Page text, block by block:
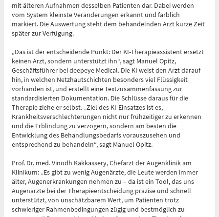
Für alle dringenden und lebensbedrohlichen medizinischen
Notfälle (Flemmingstraße 2)
Telefon
0371 - 333 35500
Notfall-Cardio-Hotline
(0 bis 24 Uhr)
mit älteren Aufnahmen desselben Patienten dar. Dabei werden
vom System kleinste Veränderungen erkannt und farblich
markiert. Die Auswertung steht dem behandelnden Arzt kurze Zeit
später zur Verfügung.
„Das ist der entscheidende Punkt: Der KI-Therapieassistent ersetzt
keinen Arzt, sondern unterstützt ihn“, sagt Manuel Opitz,
Geschäftsführer bei deepeye Medical. Die KI weist den Arzt darauf
hin, in welchen Netzhautschichten besonders viel Flüssigkeit
vorhanden ist, und erstellt eine Textzusammenfassung zur
standardisierten Dokumentation. Die Schlüsse daraus für die
Therapie ziehe er selbst. „Ziel des KI-Einsatzes ist es,
Krankheitsverschlechterungen nicht nur frühzeitiger zu erkennen
und die Erblindung zu verzögern, sondern am besten die
Entwicklung des Behandlungsbedarfs vorauszusehen und
entsprechend zu behandeln“, sagt Manuel Opitz.
Prof. Dr. med. Vinodh Kakkassery, Chefarzt der Augenklinik am
Klinikum: „Es gibt zu wenig Augenärzte, die Leute werden immer
älter, Augenerkrankungen nehmen zu – da ist ein Tool, das uns
Augenärzte bei der Therapieentscheidung präzise und schnell
unterstützt, von unschätzbarem Wert, um Patienten trotz
schwieriger Rahmenbedingungen zügig und bestmöglich zu